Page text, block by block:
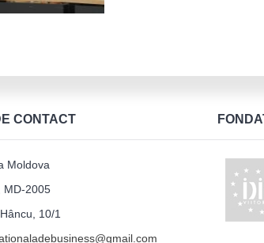
CONTACT
Moldova
MD-2005
10/1